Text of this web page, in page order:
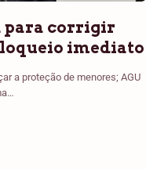
para corrigir
imediato
a proteção de menores; AGU